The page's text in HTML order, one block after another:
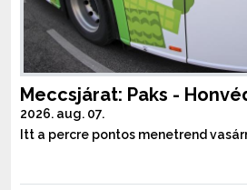
Meccsjárat: Paks -
2026. aug. 07.
Itt a percre pontos menetrend